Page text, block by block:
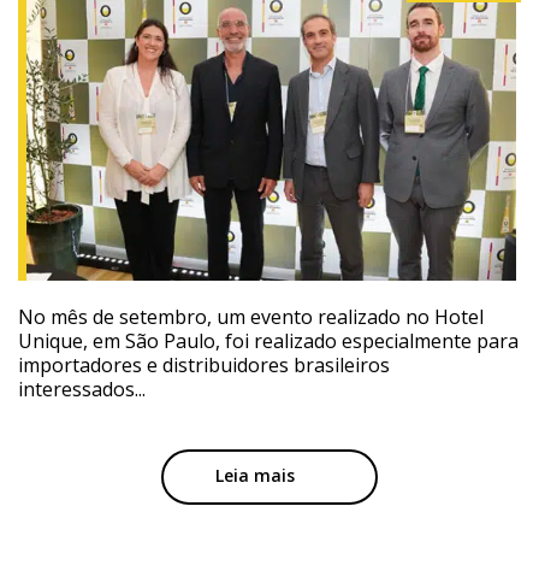
No mês de setembro, um evento realizado no Hotel
Unique, em São Paulo, foi realizado especialmente para
importadores e distribuidores brasileiros
interessados...
Leia mais